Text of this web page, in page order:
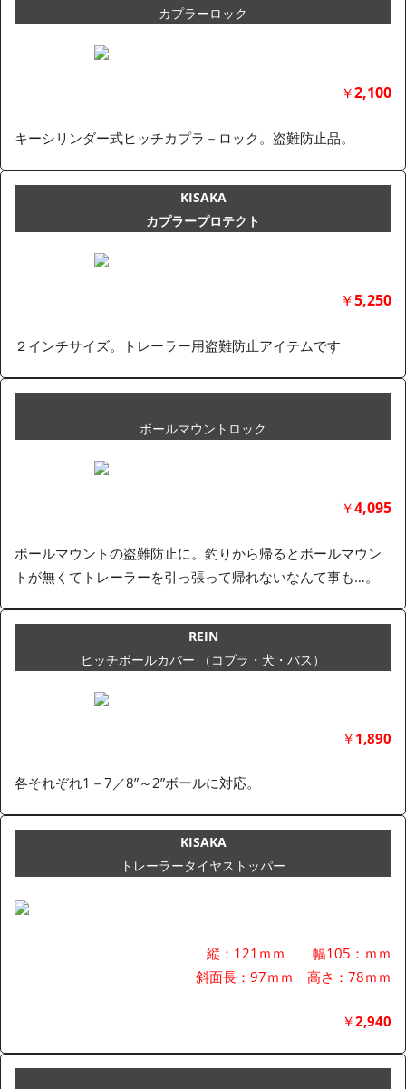
カプラーロック
￥2,100
キーシリンダー式ヒッチカプラ－ロック。盗難防止品。
KISAKA
カプラープロテクト
￥5,250
２インチサイズ。トレーラー用盗難防止アイテムです
ボールマウントロック
￥4,095
ボールマウントの盗難防止に。釣りから帰るとボールマウン
トが無くてトレーラーを引っ張って帰れないなんて事も…。
REIN
ヒッチボールカバー （コブラ・犬・バス）
￥ 1,890
各それぞれ1－7／8”～2”ボールに対応。
KISAKA
トレーラータイヤストッパー
縦：121ｍｍ 幅105：ｍｍ
斜面長：97ｍｍ 高さ：78ｍｍ
￥2,940